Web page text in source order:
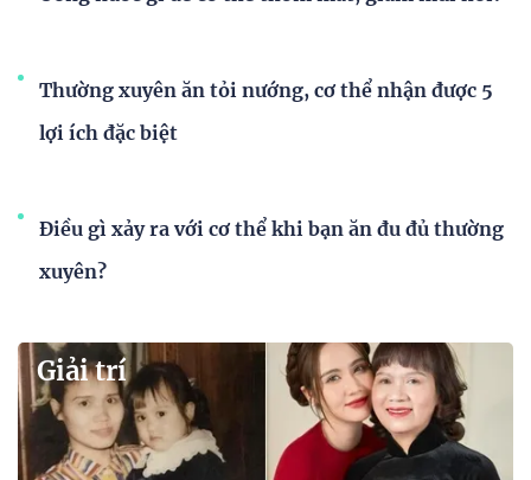
Thường xuyên ăn tỏi nướng, cơ thể nhận được 5
lợi ích đặc biệt
Điều gì xảy ra với cơ thể khi bạn ăn đu đủ thường
xuyên?
Giải trí